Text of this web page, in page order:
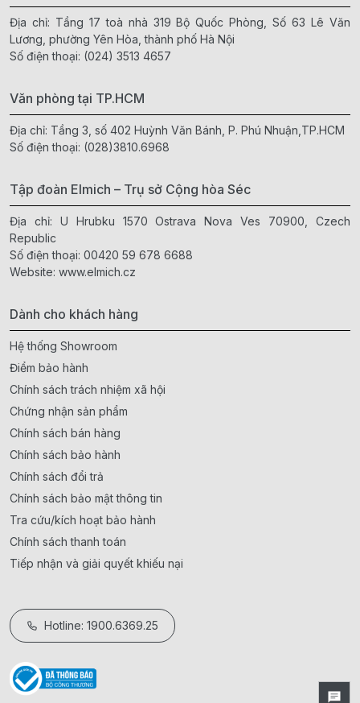
Địa chỉ: Tầng 17 toà nhà 319 Bộ Quốc Phòng, Số 63 Lê Văn
Lương, phường Yên Hòa, thành phố Hà Nội
Số điện thoại: (024) 3513 4657
Văn phòng tại TP.HCM
Địa chỉ: Tầng 3, số 402 Huỳnh Văn Bánh, P. Phú Nhuận,TP.HCM
Số điện thoại: (028)3810.6968
Tập đoàn Elmich – Trụ sở Cộng hòa Séc
Địa chỉ: U Hrubku 1570 Ostrava Nova Ves 70900, Czech
Republic
Số điện thoại: 00420 59 678 6688
Website: www.elmich.cz
Dành cho khách hàng
Hệ thống Showroom
Điểm bảo hành
Chính sách trách nhiệm xã hội
Chứng nhận sản phẩm
Chính sách bán hàng
Chính sách bảo hành
Chính sách đổi trả
Chính sách bảo mật thông tin
Tra cứu/kích hoạt bảo hành
Chính sách thanh toán
Tiếp nhận và giải quyết khiếu nại
Hotline: 1900.6369.25